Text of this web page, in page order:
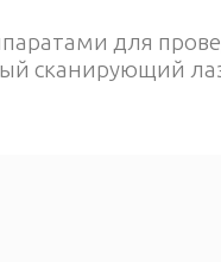
для
сканирующий